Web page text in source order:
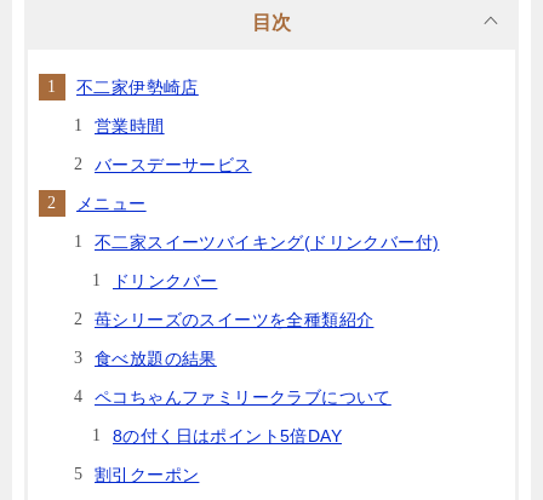
目次
不二家伊勢崎店
営業時間
バースデーサービス
メニュー
不二家スイーツバイキング(ドリンクバー付)
ドリンクバー
苺シリーズのスイーツを全種類紹介
食べ放題の結果
ペコちゃんファミリークラブについて
8の付く日はポイント5倍DAY
割引クーポン